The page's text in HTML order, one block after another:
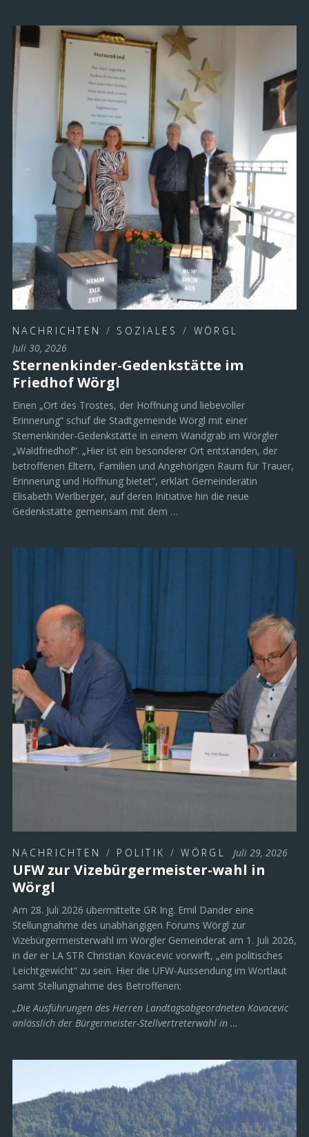
NACHRICHTEN / SOZIALES / WÖRGL
Juli 30, 2026
Sternenkinder-Gedenkstätte im
Friedhof Wörgl
Einen „Ort des Trostes, der Hoffnung und liebevoller
Erinnerung“ schuf die Stadtgemeinde Wörgl mit einer
Sternenkinder-Gedenkstätte in einem Wandgrab im Wörgler
„Waldfriedhof“. „Hier ist ein besonderer Ort entstanden, der
betroffenen Eltern, Familien und Angehörigen Raum für Trauer,
Erinnerung und Hoffnung bietet“, erklärt Gemeinderätin
Elisabeth Werlberger, auf deren Initiative hin die neue
Gedenkstätte gemeinsam mit dem …
NACHRICHTEN / POLITIK /WÖRGL Juli 29, 2026
UFW zur Vizebürgermeister-wahl in
Wörgl
Am 28. Juli 2026 übermittelte GR Ing. Emil Dander eine
Stellungnahme des unabhängigen Forums Wörgl zur
Vizebürgermeisterwahl im Wörgler Gemeinderat am 1. Juli 2026,
in der er LA STR Christian Kovacevic vorwirft, „ein politisches
Leichtgewicht“ zu sein. Hier die UFW-Aussendung im Wortlaut
samt Stellungnahme des Betroffenen:
„Die Ausführungen des Herren Landtagsabgeordneten Kovacevic
anlässlich der Bürgermeister-Stellvertreterwahl in …